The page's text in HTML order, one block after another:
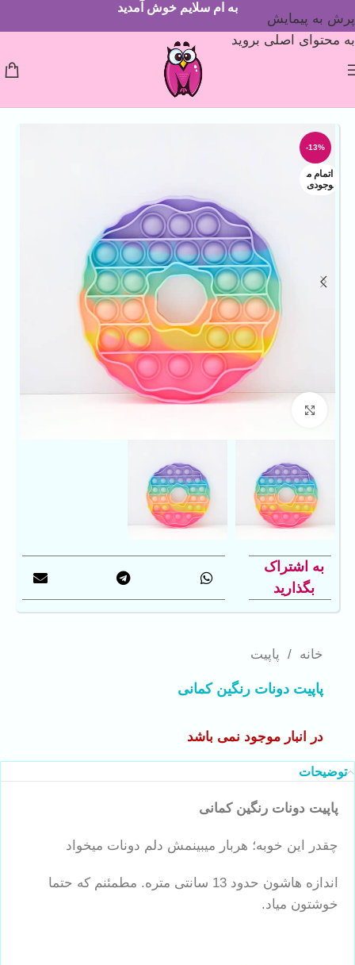
پرش به پیمایش
به محتوای اصلی بروید
به ام سلایم خوش آمدید
خانه / پاپیت
پاپیت دونات رنگین کمانی
در انبار موجود نمی باشد
-13%
اتمام م
وجودی
به اشتراک
بگذارید
توضیحات
پاپیت دونات رنگین کمانی
چقدر این خوبه؛ هربار میبینمش دلم دونات میخواد
اندازه هاشون حدود 13 سانتی متره. مطمئنم که حتما
خوشتون میاد.